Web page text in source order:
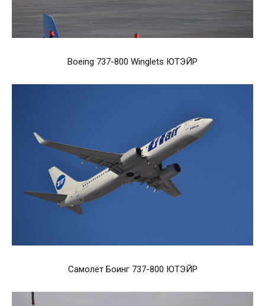
Boeing 737-800 Winglets ЮТЭЙР
Самолёт Боинг 737-800 ЮТЭЙР